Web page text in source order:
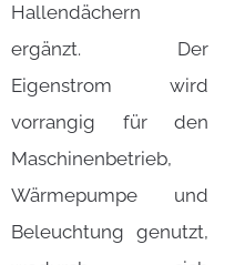
Hallendächern
ergänzt. Der
Eigenstrom wird
vorrangig für den
Maschinenbetrieb,
Wärmepumpe und
Beleuchtung genutzt,